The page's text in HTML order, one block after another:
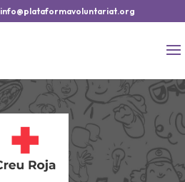
info@plataformavoluntariat.org